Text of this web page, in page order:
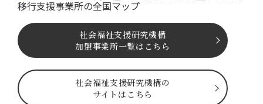
社会福祉⽀援研究機構
加盟事業所一覧はこちら
社会福祉⽀援研究機構の
サイトはこちら